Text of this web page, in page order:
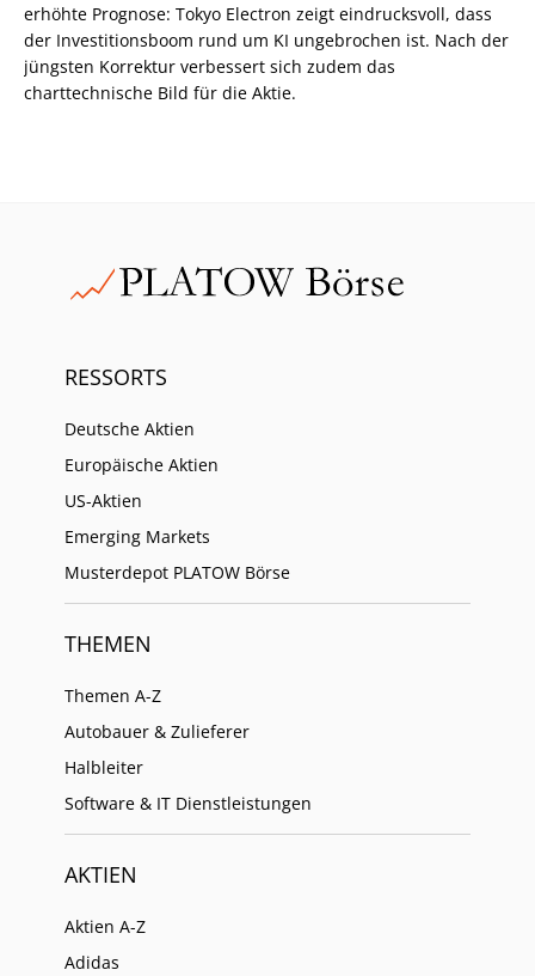
erhöhte Prognose: Tokyo Electron zeigt eindrucksvoll, dass
der Investitionsboom rund um KI ungebrochen ist. Nach der
jüngsten Korrektur verbessert sich zudem das
charttechnische Bild für die Aktie.
RESSORTS
Deutsche Aktien
Europäische Aktien
US-Aktien
Emerging Markets
Musterdepot PLATOW Börse
THEMEN
Themen A-Z
Autobauer & Zulieferer
Halbleiter
Software & IT Dienstleistungen
AKTIEN
Aktien A-Z
Adidas